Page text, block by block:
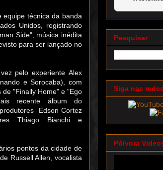
equipe técnica da banda
Unidos, registrando
Side", música inédita
para ser lançado no
pelo experiente Alex
e Sorocaba), com
"Finally Home" e "Ego
recente álbum do
produtores Edson Cortez
Thiago Bianchi e
pontos da cidade de
Russell Allen, vocalista
Pesquisar
Siga nas
Pólvora